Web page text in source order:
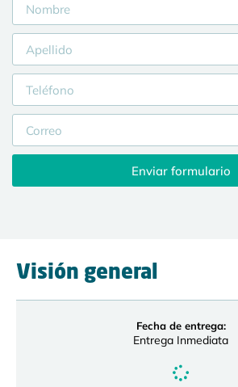
Visión general
Fecha de entrega:
Entrega Inmediata
Enviar formulario